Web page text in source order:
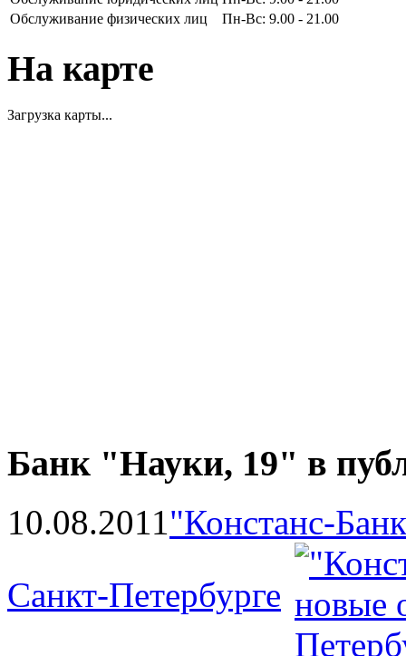
Обслуживание физических лиц
Пн-Вс: 9.00 - 21.00
На карте
Загрузка карты...
Банк "Науки, 19" в
10.08.2011"Констанс-
Санкт-Петербурге